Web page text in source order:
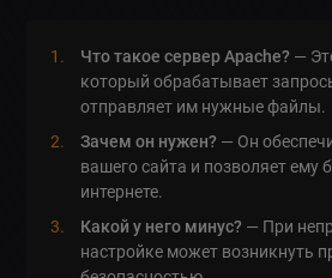
Что такое сервер Apache? —
который обрабатывает
отправляет им нужные файлы.
Зачем он нужен? — Он
вашего сайта и позволяет ему
интернете.
Какой у него минус? — При
настройке может возникнуть